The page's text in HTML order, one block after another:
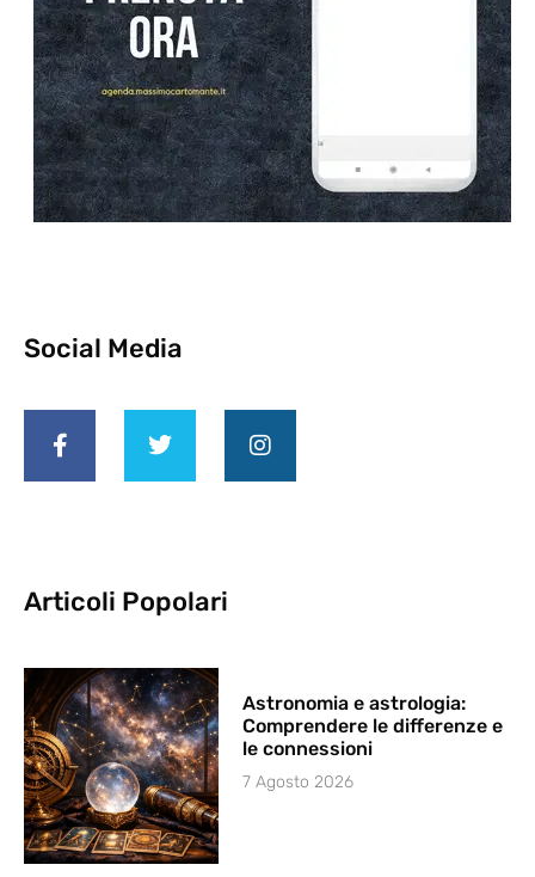
Social Media
Articoli Popolari
Astronomia e astrologia:
Comprendere le differenze e
le connessioni
7 Agosto 2026